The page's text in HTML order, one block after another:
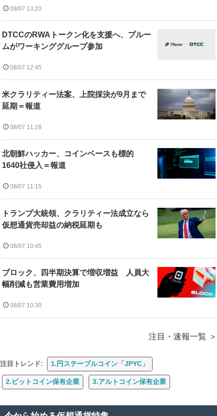
08/07 13:20
DTCCのRWAトークン化を支援へ、プルー
ムがワーキンググループ参加
08/07 12:45
米クラリティー法案、上院採決が9月まで
延期＝報道
08/07 11:28
北朝鮮ハッカー、コインベースも標的
1640社侵入＝報道
08/07 11:15
トランプ大統領、クラリティー法成立なら
仮想通貨売却益の納税延期も
08/07 10:45
ブロック、四半期決算で増収増益 人員大
幅削減も営業費用増加
08/07 10:30
注目・速報一覧
注目トレンド: 1.円ステーブルコイン「JPYC」
2.ビットコイン保有企業 3.アルトコイン保有企業